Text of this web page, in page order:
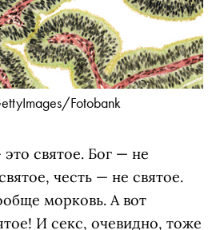
Fotobank
святое. Бог — не
честь — не святое.
морковь. А вот
И секс, очевидно, тоже